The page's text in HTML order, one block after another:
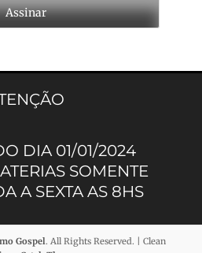
DIA 01/01/2024
SOMENTE
A SEXTA AS 8HS
Gospel. All Rights Reserved. | Clean